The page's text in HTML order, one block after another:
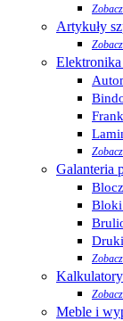
Artykuły
Galanteria
Bloki
Kalkulatory
Meble i